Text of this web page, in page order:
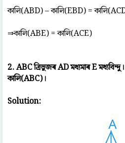
কালি(ABD) – কালি(EBD) =
⇒কালি(ABE) = কালি(ACE)
2. ABC ত্ৰিভুজৰ AD মধ্যমাৰ E
কালি(ABC)।
Solution: